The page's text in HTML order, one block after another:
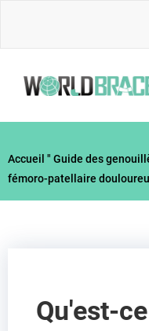
Accueil " Guide des
fémoro-patellaire
Qu'est-